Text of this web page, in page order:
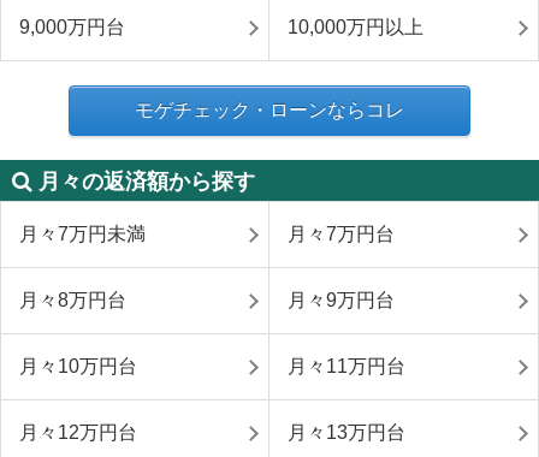
9,000万円台 10,000万円以上
モゲチェック・ローンならコレ
月々の返済額から探す
月々7万円未満 月々7万円台
月々8万円台 月々9万円台
月々10万円台 月々11万円台
月々12万円台 月々13万円台